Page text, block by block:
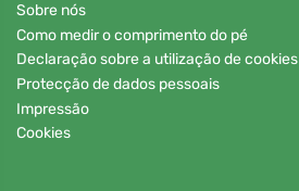
Sobre nós
Como medir o comprimento do pé
Declaração sobre a utilização de cookies
Protecção de dados pessoais
Impressão
Cookies